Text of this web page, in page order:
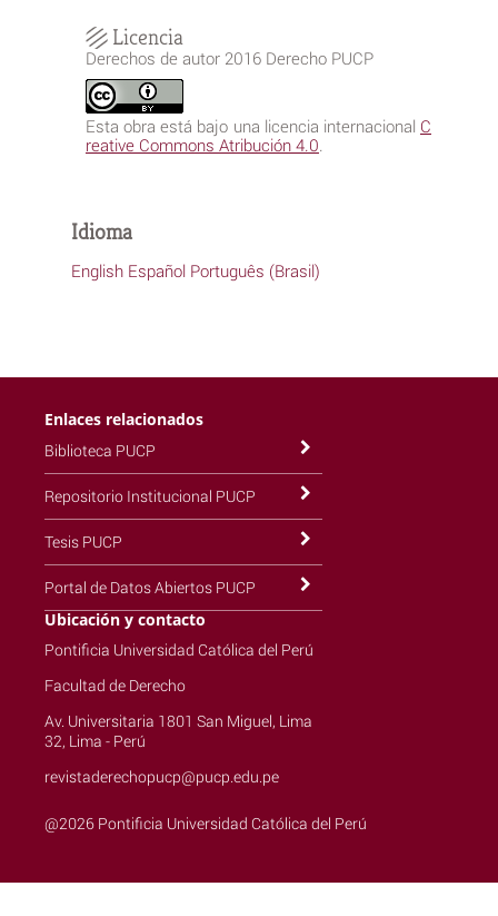
Licencia
Derechos de autor 2016 Derecho PUCP
Esta obra está bajo una licencia internacional C
reative Commons Atribución 4.0
Idioma
English Español Português (Brasil)
Enlaces relacionados
Biblioteca PUCP
Repositorio Institucional PUCP
Tesis PUCP
Portal de Datos Abiertos PUCP
Ubicación y contacto
Pontificia Universidad Católica del Perú
Facultad de Derecho
Av. Universitaria 1801 San Miguel, Lima
32, Lima - Perú
revistaderechopucp@pucp.edu.pe
@2026 Pontificia Universidad Católica del Perú